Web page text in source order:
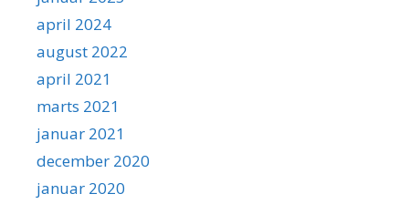
april 2024
august 2022
april 2021
marts 2021
januar 2021
december 2020
januar 2020